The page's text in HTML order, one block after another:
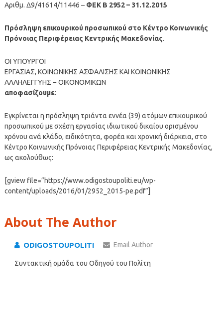
Αριθμ. Δ9/41614/11446 – ΦΕΚ B 2952 – 31.12.2015
Πρόσληψη επικουρικού προσωπικού στο Κέντρο Κοινωνικής
Πρόνοιας Περιφέρειας Κεντρικής Μακεδονίας.
ΟΙ ΥΠΟΥΡΓΟΙ
ΕΡΓΑΣΙΑΣ, ΚΟΙΝΩΝΙΚΗΣ ΑΣΦΑΛΙΣΗΣ ΚΑΙ ΚΟΙΝΩΝΙΚΗΣ
ΑΛΛΗΛΕΓΓΥΗΣ − ΟΙΚΟΝΟΜΙΚΩΝ
αποφασίζουμε:
Εγκρίνεται η πρόσληψη τριάντα εννέα (39) ατόμων επικουρικού
προσωπικού με σχέση εργασίας ιδιωτικού δικαίου ορισμένου
χρόνου ανά κλάδο, ειδικότητα, φορέα και χρονική διάρκεια, στο
Κέντρο Κοινωνικής Πρόνοιας Περιφέρειας Κεντρικής Μακεδονίας,
ως ακολούθως:
[gview file=”https://www.odigostoupoliti.eu/wp-
content/uploads/2016/01/2952_2015-pe.pdf”]
About The Author
ODIGOSTOUPOLITI Email Author
Συντακτική ομάδα του Οδηγού του Πολίτη